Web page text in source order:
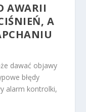
AWARII
A
dawać objawy
błędy
alarm kontrolki,